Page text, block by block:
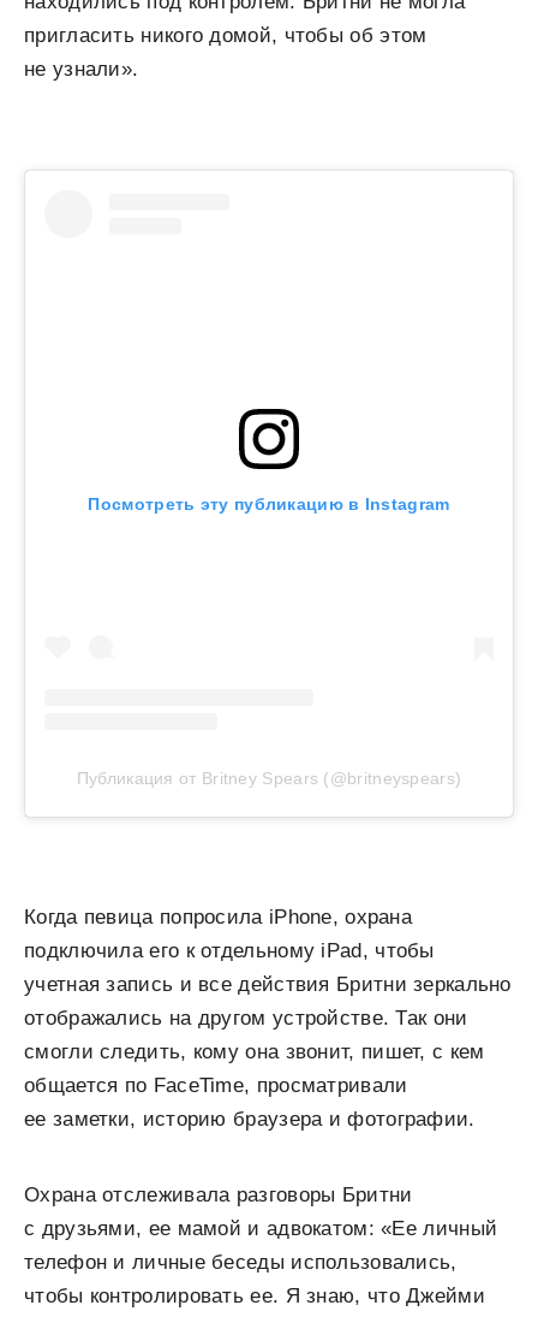
пригласить никого домой, чтобы об этом
не узнали».
Посмотреть эту публикацию в Instagram
Публикация от Britney Spears (@britneyspears)
Когда певица попросила iPhone, охрана
подключила его к отдельному iPad, чтобы
учетная запись и все действия Бритни зеркально
отображались на другом устройстве. Так они
смогли следить, кому она звонит, пишет, с кем
общается по FaceTime, просматривали
ее заметки, историю браузера и фотографии.
Охрана отслеживала разговоры Бритни
с друзьями, ее мамой и адвокатом: «Ее личный
телефон и личные беседы использовались,
чтобы контролировать ее. Я знаю, что Джейми